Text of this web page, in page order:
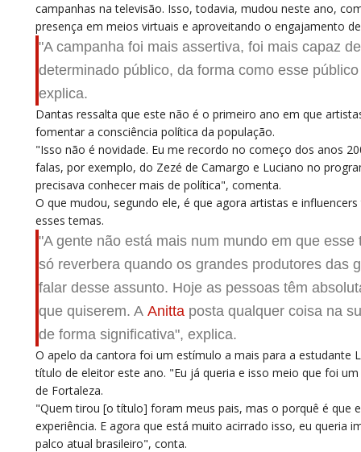
campanhas na televisão. Isso, todavia, mudou neste ano,
presença em meios virtuais e aproveitando o engajamento
"A campanha foi mais assertiva, foi mais capaz
determinado público, da forma como esse
explica.
Dantas ressalta que este não é o primeiro ano em que
fomentar a consciência política da população.
"Isso não é novidade. Eu me recordo no começo dos anos
falas, por exemplo, do Zezé de Camargo e Luciano no
precisava conhecer mais de política", comenta.
O que mudou, segundo ele, é que agora artistas e
esses temas.
"A gente não está mais num mundo em que
só reverbera quando os grandes produtores das
falar desse assunto. Hoje as pessoas têm
que quiserem. A Anitta posta qualquer coisa na
de forma significativa", explica.
O apelo da cantora foi um estímulo a mais para a estudante
título de eleitor este ano. "Eu já queria e isso meio que foi
de Fortaleza.
"Quem tirou [o título] foram meus pais, mas o porquê é que
experiência. E agora que está muito acirrado isso, eu queria
palco atual brasileiro", conta.